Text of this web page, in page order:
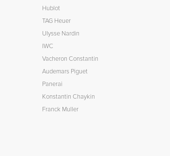
Hublot
TAG Heuer
Ulysse Nardin
IWC
Vacheron Constantin
Audemars Piguet
Panerai
Konstantin Chaykin
Franck Muller